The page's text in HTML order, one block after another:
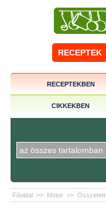
RECEPTEK
RECEPTEKBEN
CIKKEKBEN
Főoldal >> Motor >>